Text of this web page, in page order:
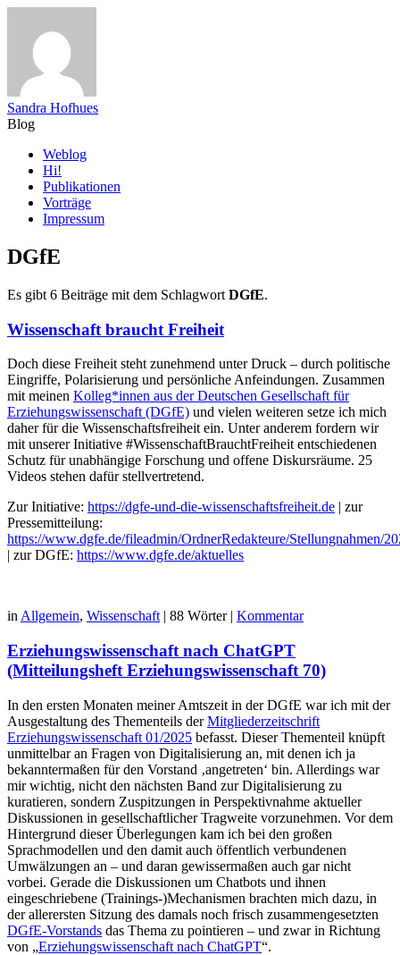
Sandra Hofhues
Blog
Zum
Inhalt
springen
Weblog
Hi!
Publikationen
Vorträge
Impressum
DGfE
Es gibt 6 Beiträge mit dem Schlagwort DGfE.
Wissenschaft braucht Freiheit
Doch diese Freiheit steht zunehmend unter Druck – durch politische
Eingriffe, Polarisierung und persönliche Anfeindungen. Zusammen
mit meinen Kolleg*innen aus der Deutschen Gesellschaft für
Erziehungswissenschaft (DGfE) und vielen weiteren setze ich mich
daher für die Wissenschaftsfreiheit ein. Unter anderem fordern wir
mit unserer Initiative #WissenschaftBrauchtFreiheit entschiedenen
Schutz für unabhängige Forschung und offene Diskursräume. 25
Videos stehen dafür stellvertretend.
Zur Initiative: https://dgfe-und-die-wissenschaftsfreiheit.de | zur
Pressemitteilung:
https://www.dgfe.de/fileadmin/OrdnerRedakteure/Stellungnahmen/
| zur DGfE: https://www.dgfe.de/aktuelles
in Allgemein, Wissenschaft | 88 Wörter | Kommentar
Erziehungswissenschaft nach ChatGPT
(Mitteilungsheft Erziehungswissenschaft 70)
In den ersten Monaten meiner Amtszeit in der DGfE war ich mit der
Ausgestaltung des Thementeils derMitgliederzeitschrift
Erziehungswissenschaft 01/2025 befasst. Dieser Thementeil knüpft
unmittelbar an Fragen von Digitalisierung an, mit denen ich ja
bekanntermaßen für den Vorstand ‚angetreten‘ bin. Allerdings war
mir wichtig, nicht den nächsten Band zur Digitalisierung zu
kuratieren, sondern Zuspitzungen in Perspektivnahme aktueller
Diskussionen in gesellschaftlicher Tragweite vorzunehmen. Vor dem
Hintergrund dieser Überlegungen kam ich bei den großen
Sprachmodellen und den damit auch öffentlich verbundenen
Umwälzungen an – und daran gewissermaßen auch gar nicht
vorbei. Gerade die Diskussionen um Chatbots und ihnen
eingeschriebene (Trainings-)Mechanismen brachten mich dazu, in
der allerersten Sitzung des damals noch frisch zusammengesetzten
DGfE-Vorstands das Thema zu pointieren – und zwar in Richtung
von „Erziehungswissenschaft nach ChatGPT“.